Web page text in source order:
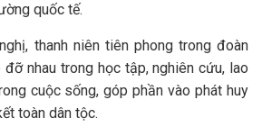
quốc tế.
thanh niên tiên phong trong đoàn
nhau trong học tập, nghiên cứu, lao
cuộc sống, góp phần vào phát huy
toàn dân tộc.